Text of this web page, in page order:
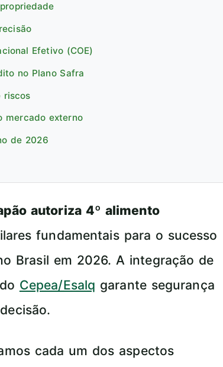
Efetivo (COE)
no Plano Safra
riscos
mercado externo
de 2026
autoriza 4º alimento
fundamentais para o sucesso
Brasil em 2026. A integração de
Cepea/Esalq garante segurança
cada um dos aspectos